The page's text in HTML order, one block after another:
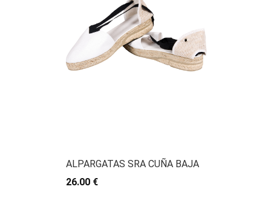
ALPARGATAS SRA CUÑA BAJA
26.00 €